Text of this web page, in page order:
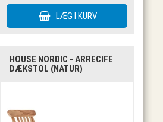
HOUSE NORDIC - ARRECIFE
DÆKSTOL (NATUR)